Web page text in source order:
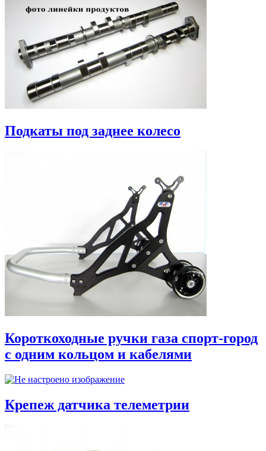
Подкаты под заднее колесо
Короткоходные ручки газа спорт-город
с одним кольцом и кабелями
Крепеж датчика телеметрии